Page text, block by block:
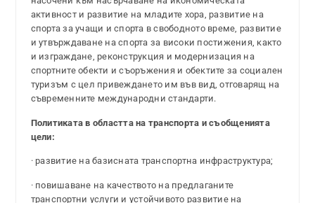
активност и развитие на младите хора, развитие на
спорта за учащи и спорта в свободното време, развитие
и утвърждаване на спорта за високи постижения, както
и изграждане, реконструкция и модернизация на
спортните обекти и съоръжения и обектите за социален
туризъм с цел привеждането им във вид, отговарящ на
съвременните международни стандарти.
Политиката в областта на транспорта и съобщенията
цели:
· развитие на базисната транспортна инфраструктура;
· повишаване на качеството на предлаганите
транспортни услуги и устойчивото развитие на